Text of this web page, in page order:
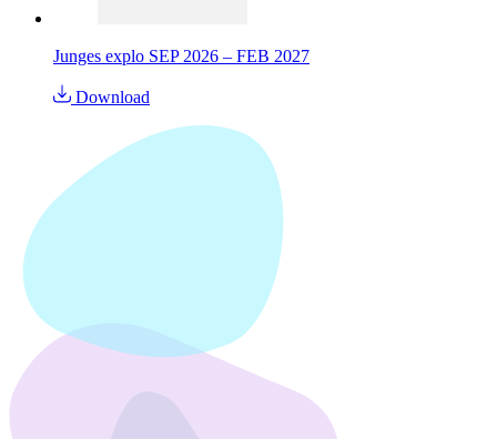
Junges explo SEP 2026 – FEB 2027
Download